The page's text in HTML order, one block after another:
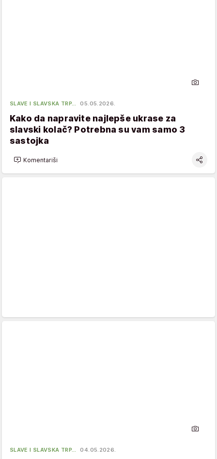
SLAVE I SLAVSKA TRP… 05.05.2026.
Kako da napravite najlepše ukrase za
slavski kolač? Potrebna su vam samo 3
sastojka
Komentariši
SLAVE I SLAVSKA TRP… 04.05.2026.